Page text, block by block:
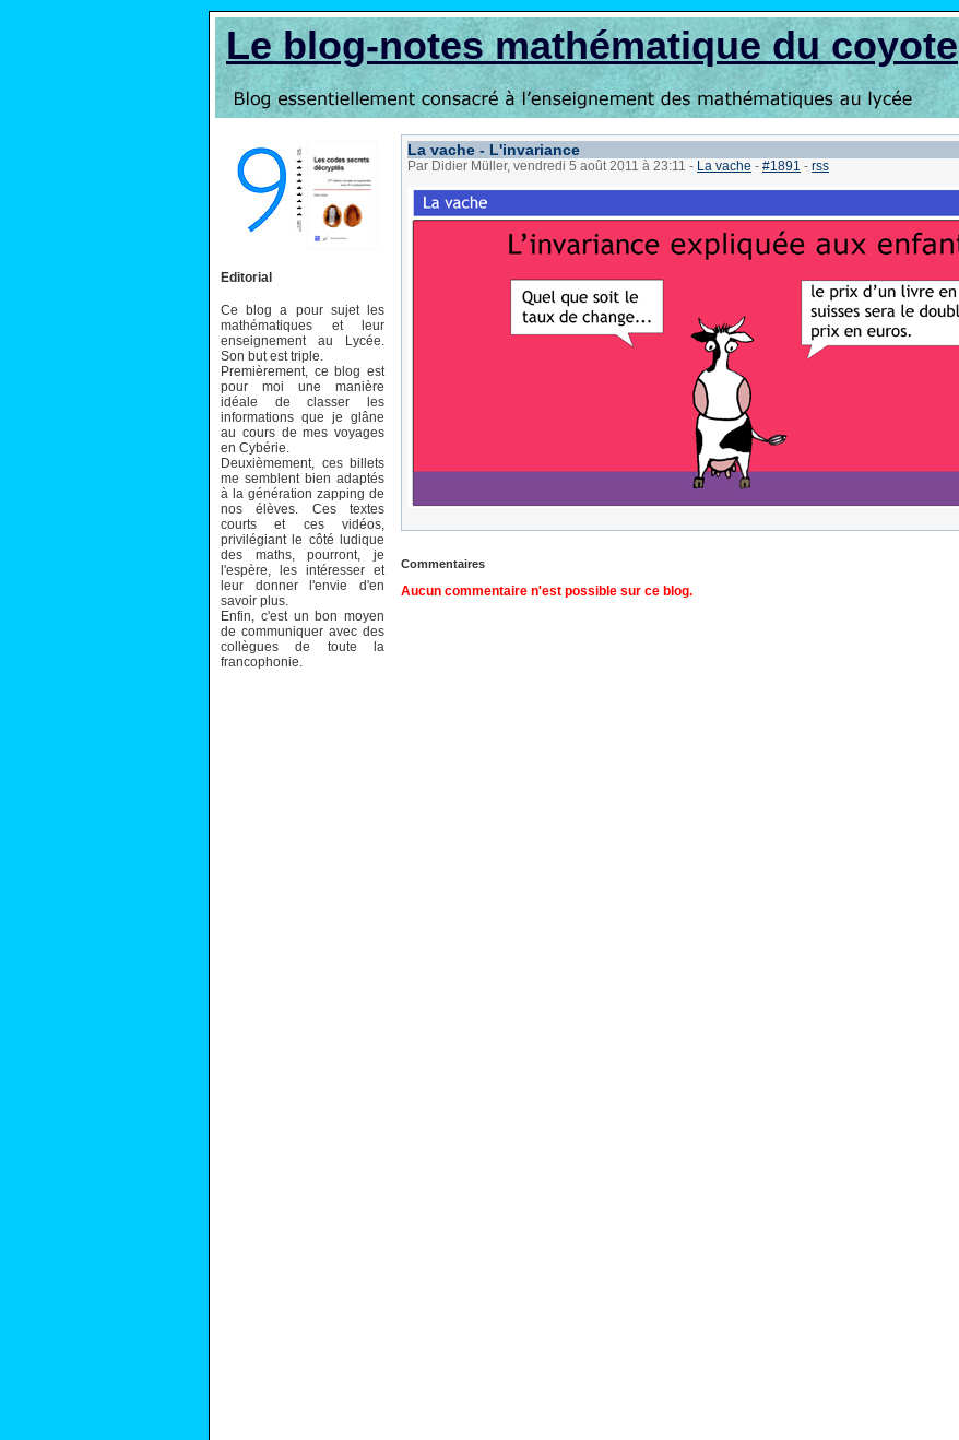
Le blog-notes mathématique du coyote
Editorial
Ce blog a pour sujet les
mathématiques et leur
enseignement au Lycée.
Son but est triple.
Premièrement, ce blog est
pour moi une manière
idéale de classer les
informations que je glâne
au cours de mes voyages
en Cybérie.
Deuxièmement, ces billets
me semblent bien adaptés
à la génération zapping de
nos élèves. Ces textes
courts et ces vidéos,
privilégiant le côté ludique
des maths, pourront, je
l'espère, les intéresser et
leur donner l'envie d'en
savoir plus.
Enfin, c'est un bon moyen
de communiquer avec des
collègues de toute la
francophonie.
La vache - L'invariance
Par Didier Müller, vendredi 5 août 2011 à 23:11 - La vache - #1891 - rss
Commentaires
Aucun commentaire n'est possible sur ce blog.